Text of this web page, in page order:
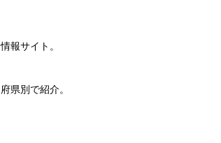
報サイト。
県別で紹介。